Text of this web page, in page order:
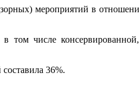
мероприятий в
том числе
36%.